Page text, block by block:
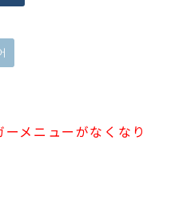
メニューがなくなり